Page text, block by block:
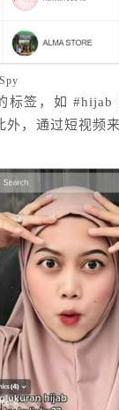
标签，如 #hijab
，通过短视频